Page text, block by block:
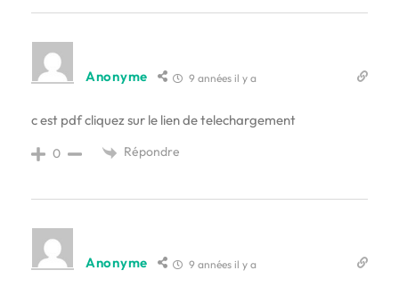
Anonyme 9 années il y a
c est pdf cliquez sur le lien de telechargement
0 Répondre
Anonyme 9 années il y a